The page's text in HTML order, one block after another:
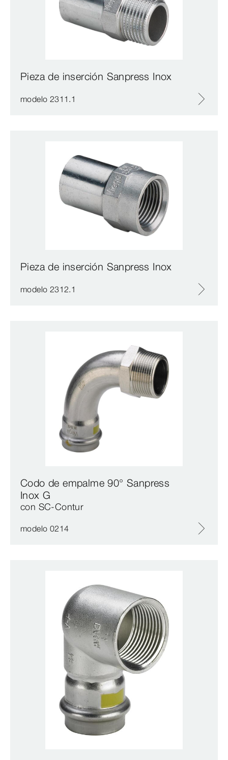
Pieza de inserción Sanpress Inox
modelo 2311.1
Pieza de inserción Sanpress Inox
modelo 2312.1
Codo de empalme 90° Sanpress
Inox G
con SC‑Contur
modelo 0214